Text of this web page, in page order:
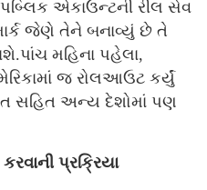
એકાઉન્ટની રીલ સેવ
જેણે તેને બનાવ્યું છે તે
પાંચ મહિના પહેલા,
જ રોલઆઉટ કર્યું
સહિત અન્ય દેશોમાં પણ
પ્રક્રિયા